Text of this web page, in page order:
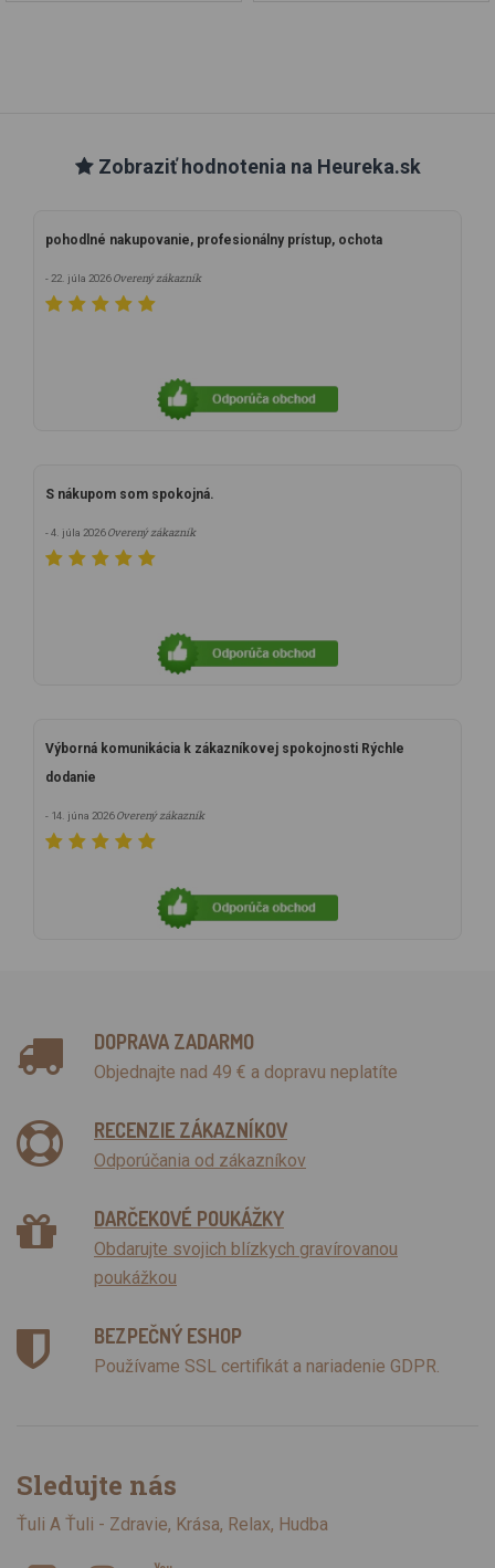
Zobraziť hodnotenia na Heureka.sk
pohodlné nakupovanie, profesionálny prístup, ochota
- 22. júla 2026Overený zákazník
S nákupom som spokojná.
- 4. júla 2026Overený zákazník
Výborná komunikácia k zákazníkovej spokojnosti Rýchle
dodanie
- 14. júna 2026Overený zákazník
DOPRAVA ZADARMO
Objednajte nad 49 € a dopravu neplatíte
RECENZIE ZÁKAZNÍKOV
Odporúčania od zákazníkov
DARČEKOVÉ POUKÁŽKY
Obdarujte svojich blízkych gravírovanou
poukážkou
BEZPEČNÝ ESHOP
Používame SSL certifikát a nariadenie GDPR.
Sledujte nás
Ťuli A Ťuli - Zdravie, Krása, Relax, Hudba